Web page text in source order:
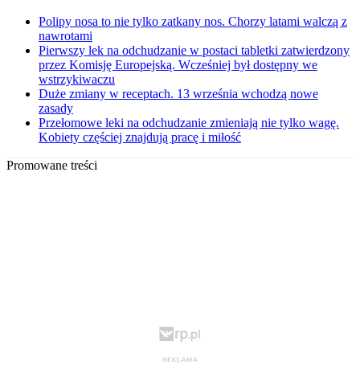
Polipy nosa to nie tylko zatkany nos. Chorzy latami walczą z
nawrotami
Pierwszy lek na odchudzanie w postaci tabletki zatwierdzony
przez Komisję Europejską. Wcześniej był dostępny we
wstrzykiwaczu
Duże zmiany w receptach. 13 września wchodzą nowe
zasady
Przełomowe leki na odchudzanie zmieniają nie tylko wagę.
Kobiety częściej znajdują pracę i miłość
Promowane treści